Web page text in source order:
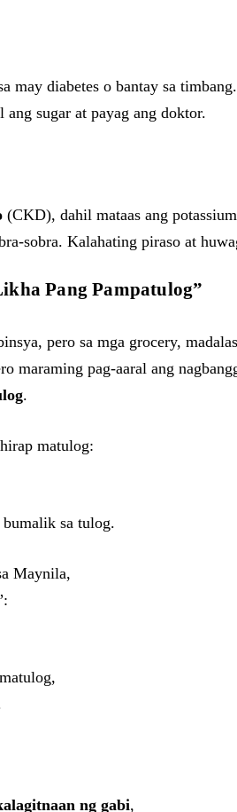
may diabetes o bantay sa timbang.
ang sugar at payag ang doktor.
(CKD), dahil mataas ang
sobra. Kalahating piraso at
Pang Pampatulog”
pero sa mga grocery,
maraming pag-aaral ang
.
matulog:
sa tulog.
Maynila,
ng gabi,